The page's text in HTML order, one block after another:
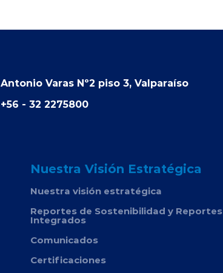
Antonio Varas Nº2 piso 3, Valparaíso
+56 - 32 2275800
Nuestra Visión Estratégica
Nuestra visión estratégica
Reportes de Sostenibilidad y Reportes
Integrados
Comunicados
Certificaciones